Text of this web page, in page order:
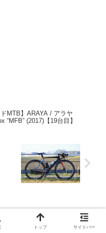
ドMTB】ARAYA / アラヤ
“MFB” (2017)【19台目】
トップ サイドバー